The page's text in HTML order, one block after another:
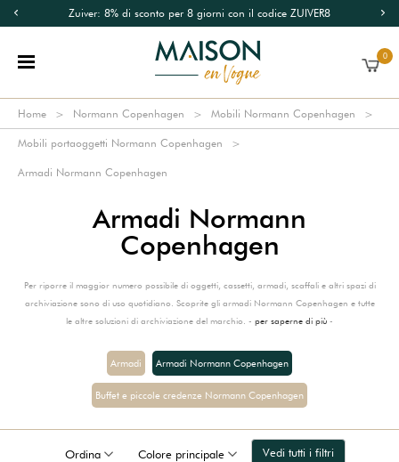
Zuiver: 8% di sconto per 8 giorni con il codice ZUIVER8
0
Home Normann Copenhagen Mobili Normann Copenhagen
Mobili portaoggetti Normann Copenhagen
Armadi Normann Copenhagen
Armadi Normann
Copenhagen
Per riporre il maggior numero possibile di oggetti, cassetti, armadi, scaffali e altri spazi di
archiviazione sono di uso quotidiano. Scoprite gli armadi Normann Copenhagen e tutte
le altre soluzioni di archiviazione del marchio. - per saperne di più -
Armadi Armadi Normann Copenhagen
Buffet e piccole credenze Normann Copenhagen
Ordina Colore principale Vedi tutti i filtri